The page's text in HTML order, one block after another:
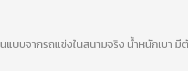
บบจากรถแข่งในสนามจริง น้ำหนักเบา มี